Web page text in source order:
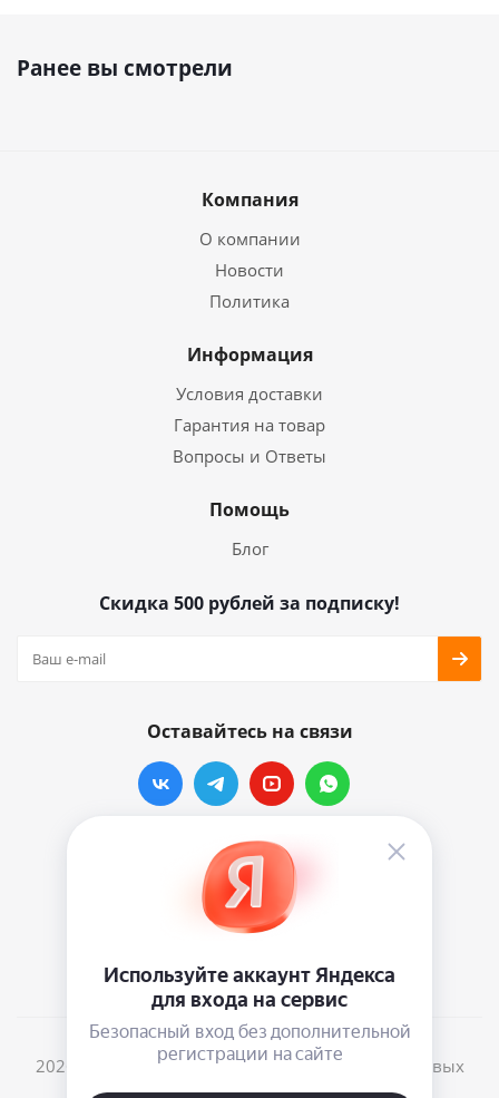
Ранее вы смотрели
Компания
О компании
Новости
Политика
Информация
Условия доставки
Гарантия на товар
Вопросы и Ответы
Помощь
Блог
Скидка 500 рублей за подписку!
Оставайтесь на связи
Наши контакты
info@vinylmarkt.ru
2026 © Винилмаркт - интернет-магазин виниловых
пластинок